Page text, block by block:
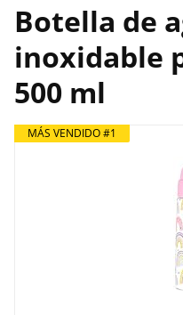
Botella de
inoxidable
500 ml
MÁS VENDIDO #1